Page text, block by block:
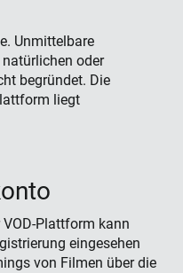
Unmittelbare
oder
begründet. Die
liegt
Plattform kann
eingesehen
von Filmen über die